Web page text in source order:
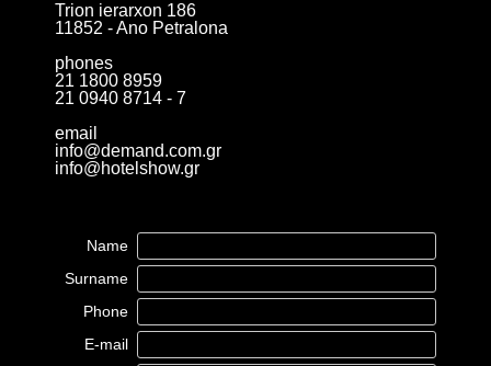
Trion ierarxon 186
11852 - Ano Petralona
phones
21 1800 8959
21 0940 8714 - 7
email
info@demand.com.gr
info@hotelshow.gr
Name
Surname
Phone
E-mail